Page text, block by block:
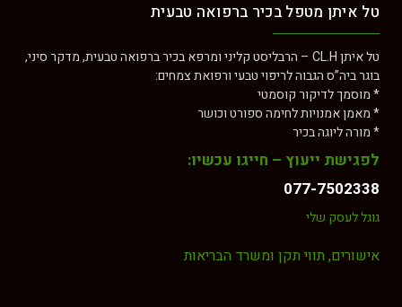
טל איתן מטפל בכיר ברפואה טבעית
טל איתן CL.H – הרבליסט קליני ומרפא בכיר ברפואה טבעית, מדקר סיני,
בוגר ביה”ס הגבוה לריפוי טבעי ורפואת צמחים:
* מוסמך לדיקור קוסמטי
* מאמן אמנויות לחימה ספורט וכושר
* מורה ליוגה בכיר
לפגישת ייעוץ – חייגו עכשיו:
077-7502338
גוגל לעסק שלי
אישורים, תווי תקן ומשרד הבריאות